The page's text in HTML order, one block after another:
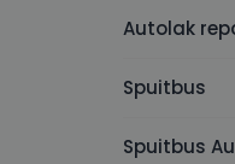
Autolak
Spuitbus
Spuitbus